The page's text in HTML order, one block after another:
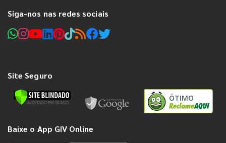
Siga-nos nas redes sociais
Site Seguro
ÓTIMO
Baixe o App GIV Online